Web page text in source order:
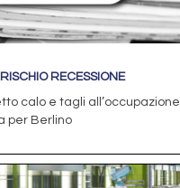
RECESSIONE
calo e tagli all’occupazione
per Berlino